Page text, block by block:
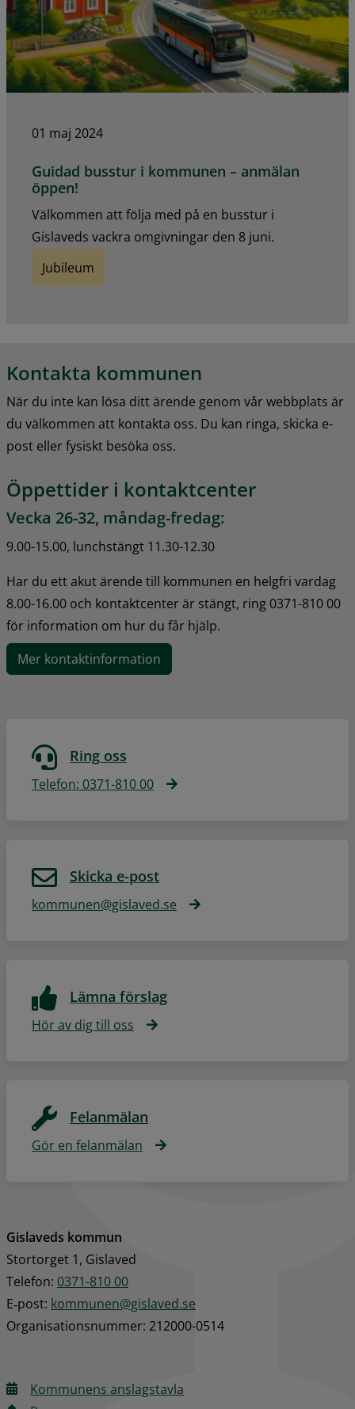
01 maj 2024
Guidad busstur i kommunen – anmälan
öppen!
Välkommen att följa med på en busstur i
Gislaveds vackra omgivningar den 8 juni.
Jubileum
Kontakta kommunen
När du inte kan lösa ditt ärende genom vår webbplats är
du välkommen att kontakta oss. Du kan ringa, skicka e-
post eller fysiskt besöka oss.
Öppettider i kontaktcenter
Vecka 26-32, måndag-fredag:
9.00-15.00, lunchstängt 11.30-12.30
Har du ett akut ärende till kommunen en helgfri vardag
8.00-16.00 och kontaktcenter är stängt, ring 0371-810 00
för information om hur du får hjälp.
Mer kontaktinformation
Ring oss
Telefon: 0371-810 00
Skicka e-post
kommunen@gislaved.se
Lämna förslag
Hör av dig till oss
Felanmälan
Gör en felanmälan
Gislaveds kommun
Stortorget 1, Gislaved
Telefon: 0371-810 00
E‑post: kommunen@gislaved.se
Organisationsnummer: 212000-0514
Kommunens anslagstavla